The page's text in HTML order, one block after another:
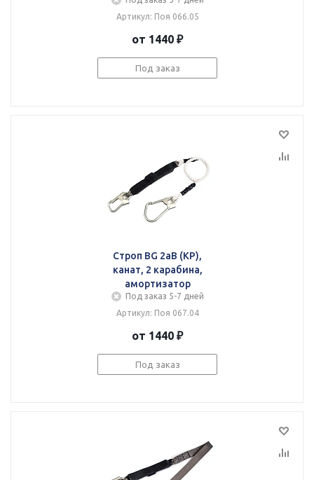
Артикул: Поя 066.05
от 1440 ₽
Под заказ
Строп BG 2аВ (КР),
канат, 2 карабина,
амортизатор
Под заказ 5-7 дней
Артикул: Поя 067.04
от 1440 ₽
Под заказ